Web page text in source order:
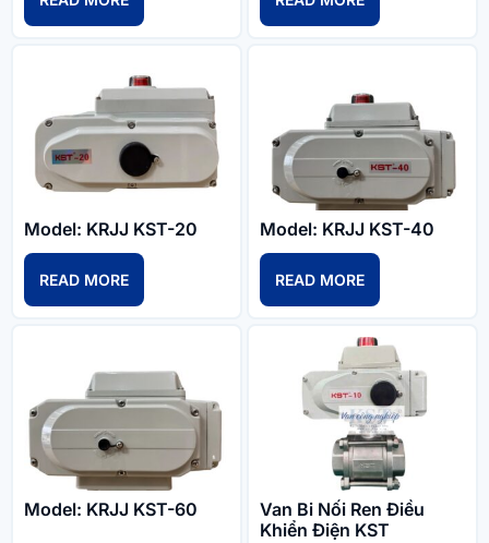
Model: KRJJ KST-20
READ MORE
Model: KRJJ KST-40
READ MORE
Model: KRJJ KST-60
Van Bi Nối Ren Điều
Khiển Điện KST